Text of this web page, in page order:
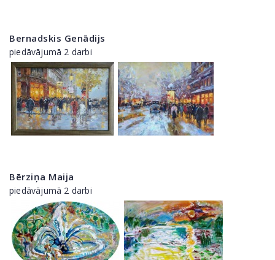
Bernadskis Genādijs
piedāvājumā 2 darbi
Bērziņa Maija
piedāvājumā 2 darbi